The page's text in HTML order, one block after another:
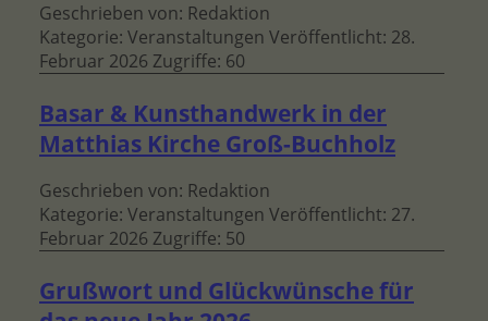
Geschrieben von: Redaktion
Kategorie: Veranstaltungen Veröffentlicht: 28.
Februar 2026 Zugriffe: 60
Basar & Kunsthandwerk in der
Matthias Kirche Groß-Buchholz
Geschrieben von: Redaktion
Kategorie: Veranstaltungen Veröffentlicht: 27.
Februar 2026 Zugriffe: 50
Grußwort und Glückwünsche für